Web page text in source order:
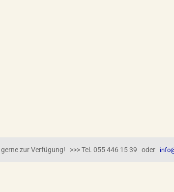
zur Verfügung! >>> Tel. 055 446 15 39 oder